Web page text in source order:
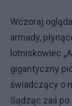
Wczoraj
armady,
lotniskowiec
gigantyczny
świadczący o
Sądząc zaś